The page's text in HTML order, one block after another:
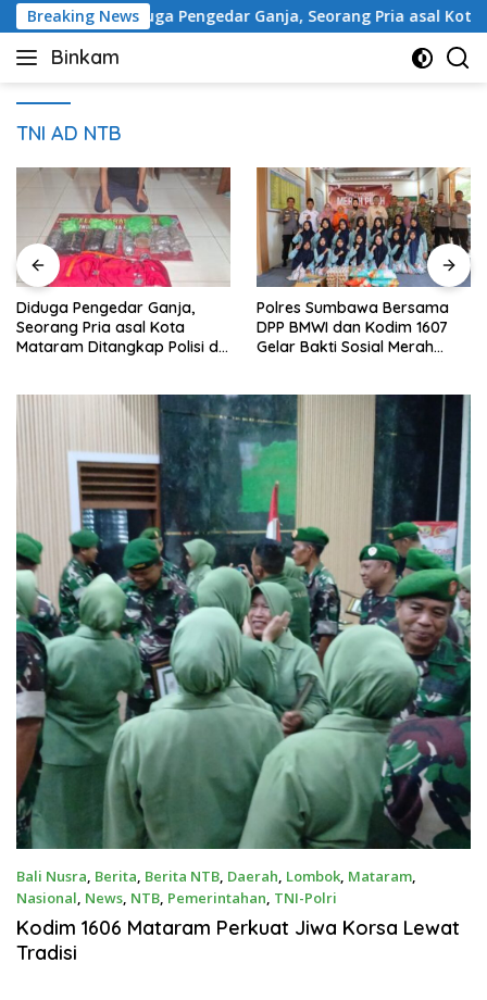
Skip
to
content
Breaking News
Diduga Pengedar Ganja, Seorang Pria asal Kota
Binkam
TNI AD NTB
Diduga Pengedar Ganja,
Seorang Pria asal Kota
Mataram Ditangkap Polisi di
Polres Sumbawa Bersama
DPP BMWI dan Kodim 1607
Gelar Bakti Sosial Merah
Bali Nusra, Berita, Berita NTB, Daerah, Lombok, Mataram,
Nasional, News, NTB, Pemerintahan, TNI-Polri
May 22, 2026
Kodim 1606 Mataram Perkuat Jiwa Korsa Lewat
Tradisi